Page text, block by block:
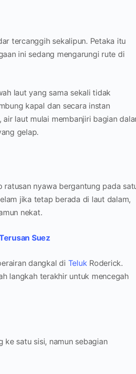
tercanggih sekalipun. Petaka itu
ini sedang mengarungi rute di
laut yang sama sekali tidak
kapal dan secara instan
laut mulai membanjiri bagian
gelap.
ratusan nyawa bergantung pada
jika tetap berada di laut dalam,
nekat.
Suez
dangkal di Teluk Roderick.
langkah terakhir untuk mencegah
ke satu sisi, namun sebagian